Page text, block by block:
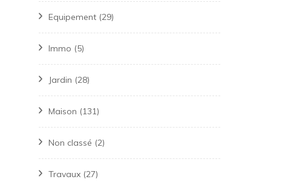
Equipement (29)
Immo (5)
Jardin (28)
Maison (131)
Non classé (2)
Travaux (27)